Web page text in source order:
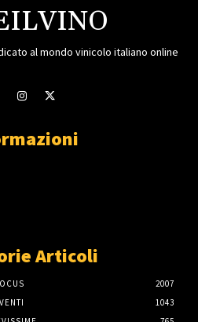
al mondo vinicolo italiano online
Articoli
2007
1043